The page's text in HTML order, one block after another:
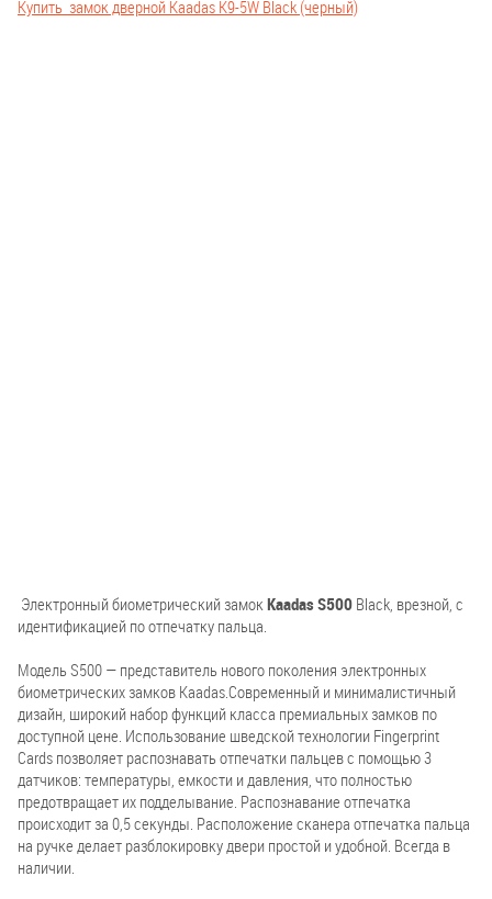
Купить замок дверной Kaadas K9-5W Black (черный)
Электронный биометрический замокKaadas S500 Black, врезной, с
идентификацией по отпечатку пальца.
Модель S500 — представитель нового поколения электронных
биометрических замков Kaadas.Современный и минималистичный
дизайн, широкий набор функций класса премиальных замков по
доступной цене. Использование шведской технологии Fingerprint
Cards позволяет распознавать отпечатки пальцев с помощью 3
датчиков: температуры, емкости и давления, что полностью
предотвращает их подделывание. Распознавание отпечатка
происходит за 0,5 секунды. Расположение сканера отпечатка пальца
на ручке делает разблокировку двери простой и удобной. Всегда в
наличии.